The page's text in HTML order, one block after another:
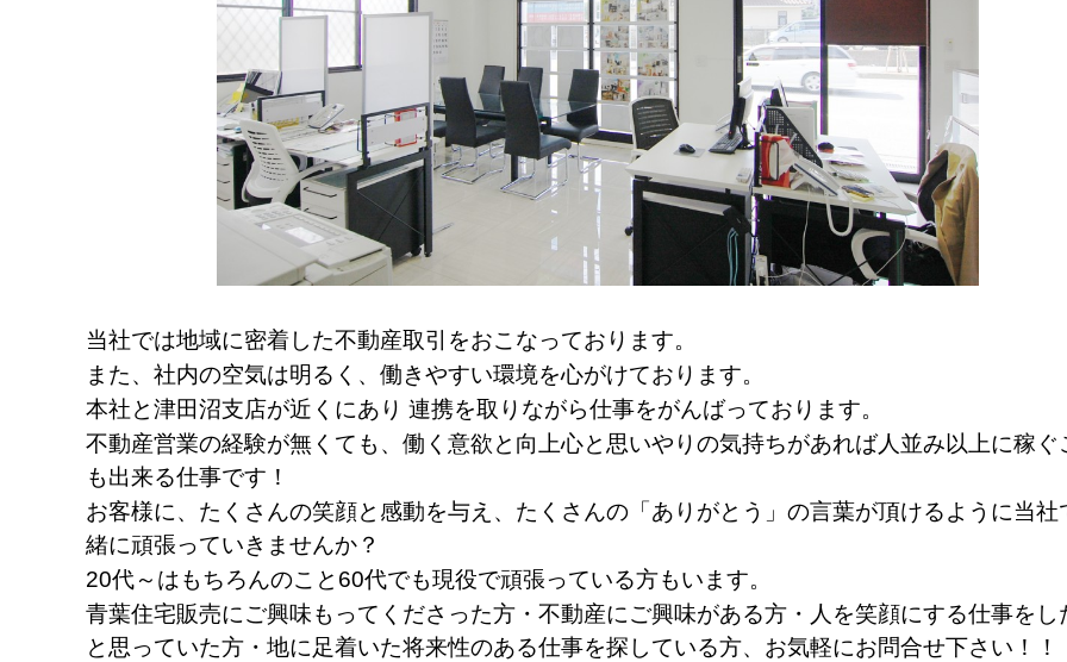
当社では地域に密着した不動産取引をおこなっております。
また、社内の空気は明るく、働きやすい環境を心がけております。
本社と津⽥沼⽀店が近くにあり 連携を取りながら仕事をがんばっております。
不動産営業の経験が無くても、働く意欲と向上心と思いやりの気持ちがあれば人並み以上に稼ぐ
も出来る仕事です！
お客様に、たくさんの笑顔と感動を与え、たくさんの「ありがとう」の⾔葉が頂けるように当社
緒に頑張っていきませんか？
20代～はもちろんのこと 60代でも現役で頑張っている⽅もいます。
青葉住宅販売にご興味もってくださった方・不動産にご興味がある方・人を笑顔にする仕事をし
と思っていた方・地に足着いた将来性のある仕事を探している方、お気軽にお問合せ下さい！！